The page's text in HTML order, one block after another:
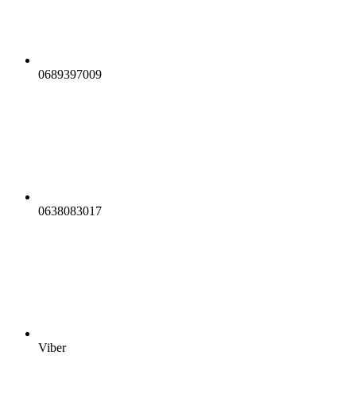
0689397009
0638083017
Viber